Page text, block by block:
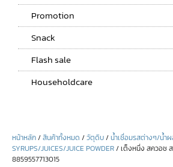
Promotion
Snack
Flash sale
Householdcare
หน้าหลัก/สินค้าทั้งหมด /วัตุดิบ/น้ำเชื่อมรสต่างๆ/น้ำ
SYRUPS/JUICES/JUICE POWDER/ เต็งหนึ่ง สควอช
8859557713015